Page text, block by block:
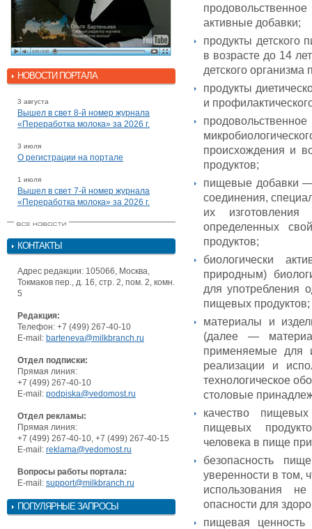
НОВОСТИ ПОРТАЛА
3 августа
Вышел в свет 8-й номер журнала
«Переработка молока» за 2026 г.
3 июля
О регистрации на портале
1 июля
Вышел в свет 7-й номер журнала
«Переработка молока» за 2026 г.
КОНТАКТЫ
Адрес редакции: 105066, Москва,
Токмаков пер., д. 16, стр. 2, пом. 2, комн.
5
Редакция:
Телефон: +7 (499) 267-40-10
E-mail: barteneva@milkbranch.ru
Отдел подписки:
Прямая линия:
+7 (499) 267-40-10
E-mail: podpiska@vedomost.ru
Отдел рекламы:
Прямая линия:
+7 (499) 267-40-10, +7 (499) 267-40-15
E-mail: reklama@vedomost.ru
Вопросы работы портала:
E-mail: support@milkbranch.ru
ПОПУЛЯРНЫЕ ЗАПРОСЫ
активные добавки;
продукты детского
в возрасте до 14
детского
продукты
и
происхождения и
продуктов;
пищевые добавки
соединения,
их
определенных
продуктов;
биологически
природным)
для употребления
пищевых продуктов;
материалы и
(далее —
применяемые для
реализации и
технологическое
столовые
качество
пищевых
человека в пище
безопасность
уверенности в том,
использования
опасности для
пищевая ценность